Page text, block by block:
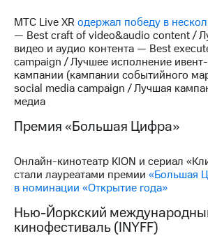
облигаций
Описание
Еврооблигации-2023
Уведомление
о
облигаций
Регистратор
Реквизиты
Контакты
развитие
деловая этика
На главную
МТС Live XR одержал победу в
— Best craft of video&audio content /
видео и аудио контента — Best
campaign / Лучшее исполнение
кампании (кампании событийного
social media campaign / Лучшая
медиа
Премия «Большая Цифра»
Онлайн-кинотеатр KION и сериал
стали лауреатами премии «Большая
в номинации «Открытие года»
Нью-Йоркский
кинофестиваль (INYFF)